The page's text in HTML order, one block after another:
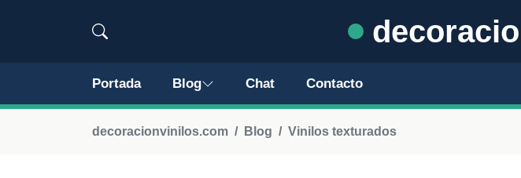
Portada Blog Chat Contacto
decoracionvinilos.com Blog Vinilos texturados